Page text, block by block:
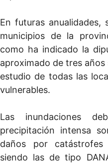
En futuras anualidades,
municipios de la
como ha indicado la
aproximado de tres
estudio de todas las
vulnerables.
Las inundaciones
precipitación intensa
daños por catástrofes
siendo las de tipo